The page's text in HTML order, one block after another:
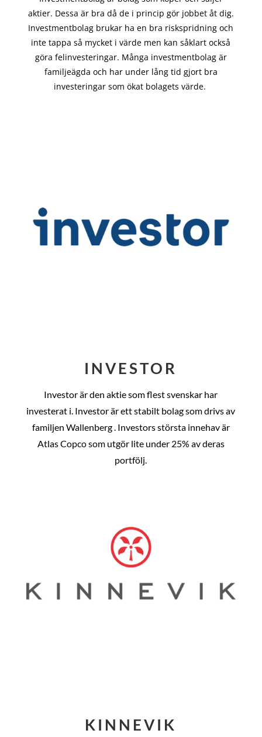
aktier. Dessa är bra då de i princip görjobbet åt dig.
Investmentbolag brukar ha en bra riskspridning och
inte tappa så mycket i värde men kan såklart också
göra felinvesteringar. Många investmentbolag är
familjeägda och har under lång tid gjort bra
investeringar som ökat bolagets värde.
INVESTOR
Investor är den aktie som flest svenskar har
investerat i. Investor är ett stabilt bolag som drivs av
familjen Wallenberg . Investors största innehav är
Atlas Copco som utgör lite under 25% av deras
portfölj.
KINNEVIK